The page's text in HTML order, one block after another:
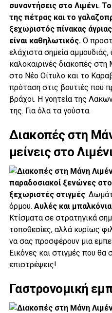
συναντήσεις στο Λιμένι.
της πέτρας και το
ξεχωριστός πίνακας
είναι καθηλωτικός. Ο
ελάχιστα σημεία
καλοκαιρινές διακοπές
στο Νέο Οίτυλο και το
πρόταση στις βουτιές που
βράχοι. Η γοητεία της
της. Για όλα τα γούστα.
Διακοπές στη
μείνεις στο
παραδοσιακοί ξενώνες
ξεχωριστές στιγμές.
όρμου. Αυλές και
Κτίσματα σε στρατηγικά
τοποθεσίες, αλλά κυρίως
να σας προσφέρουν μια
Εικόνες και στιγμές που θα
επιστρέψεις!
Γαστρονομική